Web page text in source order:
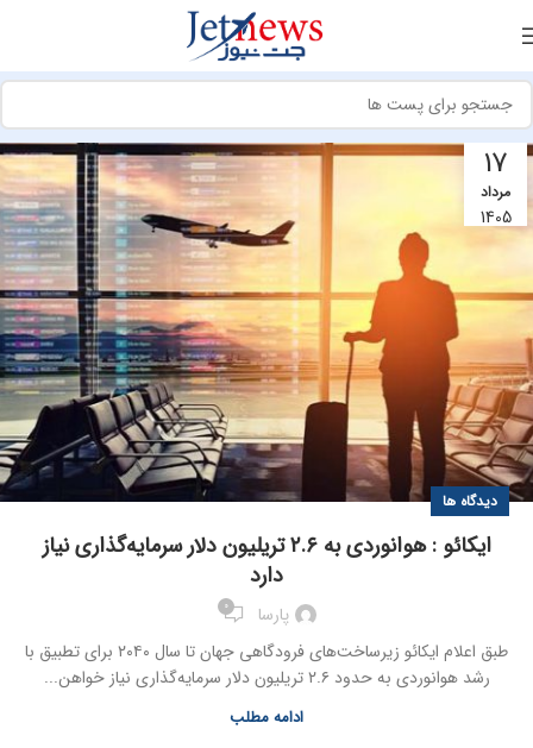
17
مرداد
1405
دیدگاه ها
ایکائو : هوانوردی به ۲.۶ تریلیون دلار سرمایه‌گذاری نیاز
دارد
پارسا 0
طبق اعلام ایکائو زیرساخت‌های فرودگاهی جهان تا سال ۲۰۴۰ برای تطبیق با
رشد هوانوردی به حدود ۲.۶ تریلیون دلار سرمایه‌گذاری نیاز خواهن...
ادامه مطلب